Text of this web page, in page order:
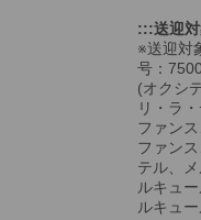
:::送迎
※送迎対
号：
(オクシ
リ・ラ
ファン
ファン
テル、
ルキュ
ルキュ